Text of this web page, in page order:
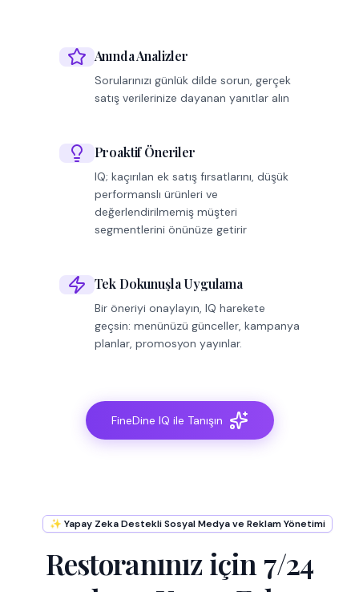
Anında Analizler
Sorularınızı günlük dilde sorun, gerçek
satış verilerinize dayanan yanıtlar alın
Proaktif Öneriler
IQ; kaçırılan ek satış fırsatlarını, düşük
performanslı ürünleri ve
değerlendirilmemiş müşteri
segmentlerini önünüze getirir
Tek Dokunuşla Uygulama
Bir öneriyi onaylayın, IQ harekete
geçsin: menünüzü günceller, kampanya
planlar, promosyon yayınlar.
FineDine IQ ile Tanışın
✨ Yapay Zeka Destekli Sosyal Medya ve Reklam Yönetimi
Restoranınız için 7/24